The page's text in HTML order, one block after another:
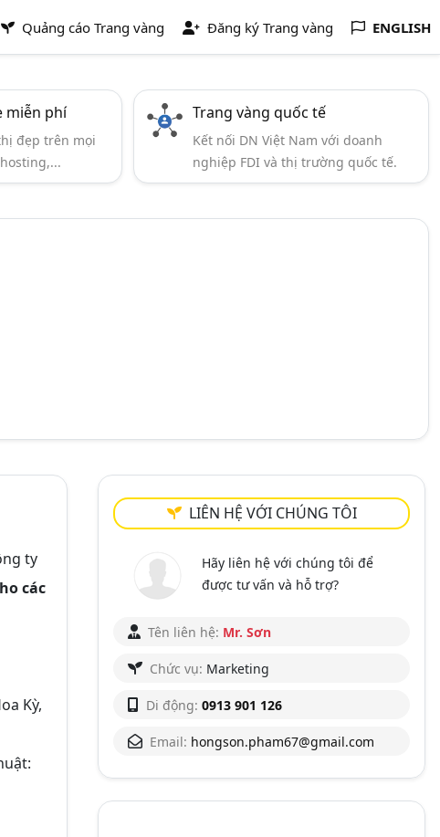
Quảng cáo Trang vàng Đăng ký Trang vàng ENGLISH
miễn phí
đẹp trên mọi
Trang vàng quốc tế
Kết nối DN Việt Nam với doanh
nghiệp FDI và thị trường quốc tế.
ty
các
Kỳ,
LIÊN HỆ VỚI CHÚNG TÔI
Hãy liên hệ với chúng tôi để
được tư vấn và hỗ trợ?
Tên liên hệ: Mr. Sơn
Chức vụ: Marketing
Di động: 0913 901 126
Email: hongson.pham67@gmail.com